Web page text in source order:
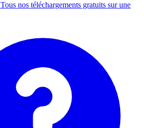
Tous nos téléchargements gratuits sur une